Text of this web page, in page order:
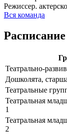
Режиссер.
Вся команда
Театрально-
Дошколята,
Театральные
Театральная
1
Театральная
2